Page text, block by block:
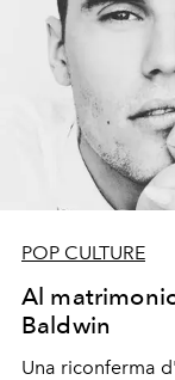
POP CULTURE
Al
Baldwin
Una riconferma